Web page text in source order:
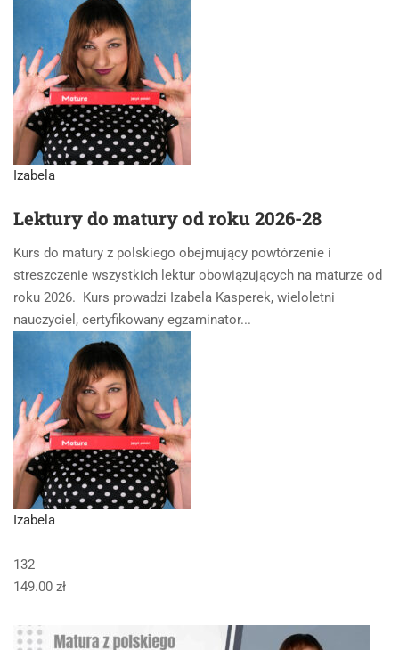
Izabela
Lektury do matury od roku 2026-28
Kurs do matury z polskiego obejmujący powtórzenie i
streszczenie wszystkich lektur obowiązujących na maturze od
roku 2026. Kurs prowadzi Izabela Kasperek, wieloletni
nauczyciel, certyfikowany egzaminator...
Izabela
132
149.00 zł